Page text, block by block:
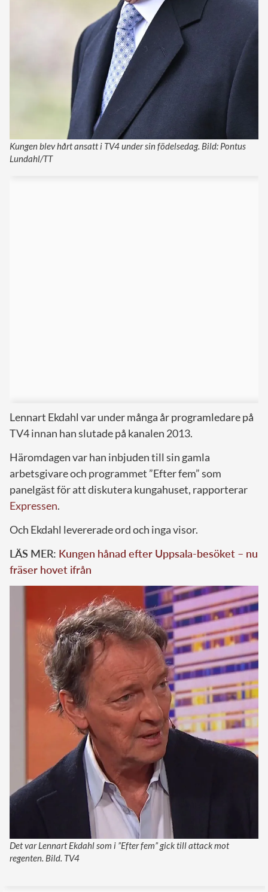
Kungen blev hårt ansatt i TV4 under sin födelsedag. Bild: Pontus
Lundahl/TT
Lennart Ekdahl var under många år programledare på
TV4 innan han slutade på kanalen 2013.
Häromdagen var han inbjuden till sin gamla
arbetsgivare och programmet ”Efter fem” som
panelgäst för att diskutera kungahuset, rapporterar
Expressen.
Och Ekdahl levererade ord och inga visor.
LÄS MER: Kungen hånad efter Uppsala-besöket – nu
fräser hovet ifrån
Det var Lennart Ekdahl som i ”Efter fem” gick till attack mot
regenten. Bild. TV4